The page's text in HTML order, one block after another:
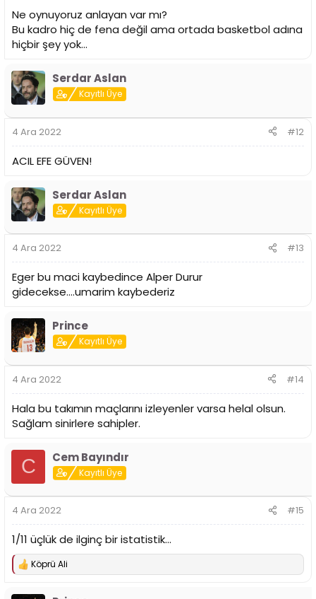
Ne oynuyoruz anlayan var mı?
Bu kadro hiç de fena değil ama ortada basketbol adına
hiçbir şey yok...
Serdar Aslan
Kayıtlı Üye
4 Ara 2022 #12
ACIL EFE GÜVEN!
Serdar Aslan
Kayıtlı Üye
4 Ara 2022 #13
Eger bu maci kaybedince Alper Durur
gidecekse....umarim kaybederiz
Prince
Kayıtlı Üye
4 Ara 2022 #14
Hala bu takımın maçlarını izleyenler varsa helal olsun.
Sağlam sinirlere sahipler.
C Cem Bayındır
Kayıtlı Üye
4 Ara 2022 #15
1/11 üçlük de ilginç bir istatistik...
T
p
Köprü Ali